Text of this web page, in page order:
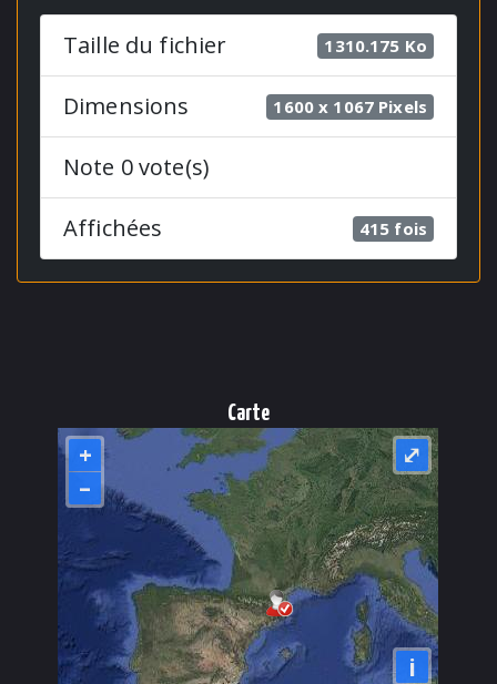
Taille du fichier 1310.175 Ko
Dimensions 1600 x 1067 Pixels
Note 0 vote(s)
Affichées 415 fois
Carte
+
–
i
⤢